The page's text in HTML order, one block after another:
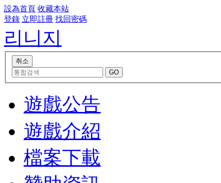
設為首頁 收藏本站
登錄 立即註冊 找回密碼
리니지
遊戲公告
遊戲介紹
檔案下載